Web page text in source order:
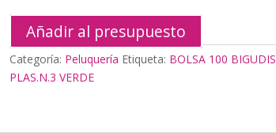
Añadir al presupuesto
Categoría: Peluquería Etiqueta: BOLSA 100 BIGUDIS
PLAS.N.3 VERDE